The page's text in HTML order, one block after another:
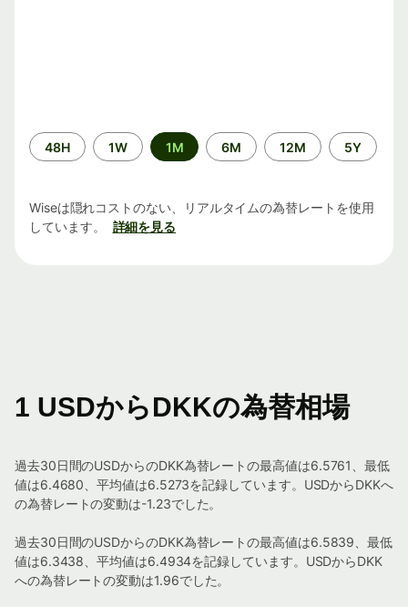
期
間
48H 1W 1M 6M 12M 5Y
Wiseは隠れコストのない、リアルタイムの為替レートを使用
しています。
詳細を見る
1 USDからDKKの為替相場
過去30日間のUSDからのDKK為替レートの最高値は6.5761、最低
値は6.4680、平均値は6.5273を記録しています。USDからDKKへ
の為替レートの変動は-1.23でした。
過去30日間のUSDからのDKK為替レートの最高値は6.5839、最低
値は6.3438、平均値は6.4934を記録しています。USDからDKK
への為替レートの変動は1.96でした。